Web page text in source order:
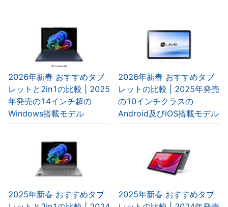
2026年新春 おすすめタブ
レットと2in1の比較 | 2025
年発売の14インチ超の
Windows搭載モデル
2026年新春 おすすめタブ
レットの比較 | 2025年発売
の10インチクラスの
Android及びiOS搭載モデル
2025年新春 おすすめタブ
2025年新春 おすすめタブ